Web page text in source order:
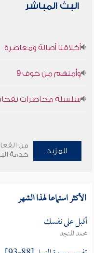
البث المباشر
أخلاقنا أصالة ومعاصرة
وأمنهم من خوف 9
سلسلة محاضرات نفحات
المزيد
من
خدمة
الأكثر استماعا لهذا الشهر
أقبل على نفسك
محمد المنجد